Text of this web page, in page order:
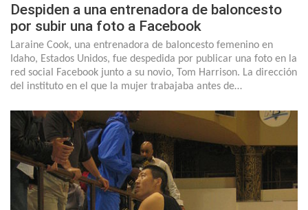
Despiden a una entrenadora de baloncesto
por subir una foto a Facebook
Laraine Cook, una entrenadora de baloncesto femenino en
Idaho, Estados Unidos, fue despedida por publicar una foto en la
red social Facebook junto a su novio, Tom Harrison. La dirección
del instituto en el que la mujer trabajaba antes de…